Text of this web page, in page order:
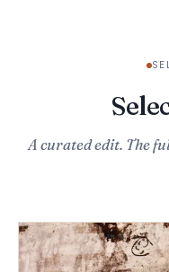
A curated edit. The